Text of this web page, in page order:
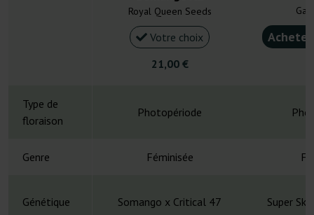
Royal Queen Seeds
Votre choix
21,00 €
Type de
floraison
Photopériode
Genre Féminisée
Génétique Somango x Critical 47 Super